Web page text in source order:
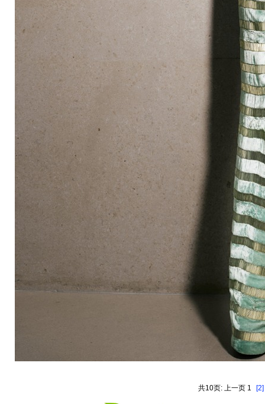
共10页: 上一页 1 [2]